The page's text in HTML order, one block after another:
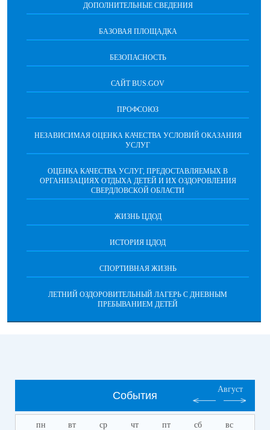
ДОПОЛНИТЕЛЬНЫЕ СВЕДЕНИЯ
БАЗОВАЯ ПЛОЩАДКА
БЕЗОПАСНОСТЬ
САЙТ BUS.GOV
ПРОФСОЮЗ
НЕЗАВИСИМАЯ ОЦЕНКА КАЧЕСТВА УСЛОВИЙ ОКАЗАНИЯ
УСЛУГ
ОЦЕНКА КАЧЕСТВА УСЛУГ, ПРЕДОСТАВЛЯЕМЫХ В
ОРГАНИЗАЦИЯХ ОТДЫХА ДЕТЕЙ И ИХ ОЗДОРОВЛЕНИЯ
СВЕРДЛОВСКОЙ ОБЛАСТИ
ЖИЗНЬ ЦДОД
ИСТОРИЯ ЦДОД
СПОРТИВНАЯ ЖИЗНЬ
ЛЕТНИЙ ОЗДОРОВИТЕЛЬНЫЙ ЛАГЕРЬ С ДНЕВНЫМ
ПРЕБЫВАНИЕМ ДЕТЕЙ
События
Август
пн вт ср чт пт сб вс